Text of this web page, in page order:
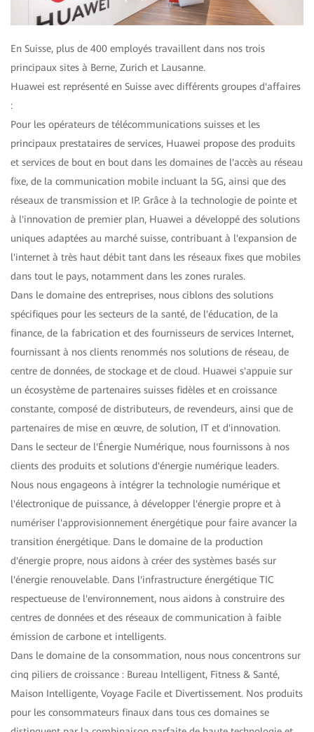
En Suisse, plus de 400 employés travaillent dans nos trois
principaux sites à Berne, Zurich et Lausanne.
Huawei est représenté en Suisse avec différents groupes d'affaires
:
Pour les opérateurs de télécommunications suisses et les
principaux prestataires de services, Huawei propose des produits
et services de bout en bout dans les domaines de l'accès au réseau
fixe, de la communication mobile incluant la 5G, ainsi que des
réseaux de transmission et IP. Grâce à la technologie de pointe et
à l'innovation de premier plan, Huawei a développé des solutions
uniques adaptées au marché suisse, contribuant à l'expansion de
l'internet à très haut débit tant dans les réseaux fixes que mobiles
dans tout le pays, notamment dans les zones rurales.
Dans le domaine des entreprises, nous ciblons des solutions
spécifiques pour les secteurs de la santé, de l'éducation, de la
finance, de la fabrication et des fournisseurs de services Internet,
fournissant à nos clients renommés nos solutions de réseau, de
centre de données, de stockage et de cloud. Huawei s'appuie sur
un écosystème de partenaires suisses fidèles et en croissance
constante, composé de distributeurs, de revendeurs, ainsi que de
partenaires de mise en œuvre, de solution, IT et d'innovation.
Dans le secteur de l'Énergie Numérique, nous fournissons à nos
clients des produits et solutions d'énergie numérique leaders.
Nous nous engageons à intégrer la technologie numérique et
l'électronique de puissance, à développer l'énergie propre et à
numériser l'approvisionnement énergétique pour faire avancer la
transition énergétique. Dans le domaine de la production
d'énergie propre, nous aidons à créer des systèmes basés sur
l'énergie renouvelable. Dans l'infrastructure énergétique TIC
respectueuse de l'environnement, nous aidons à construire des
centres de données et des réseaux de communication à faible
émission de carbone et intelligents.
Dans le domaine de la consommation, nous nous concentrons sur
cinq piliers de croissance : Bureau Intelligent, Fitness & Santé,
Maison Intelligente, Voyage Facile et Divertissement. Nos produits
pour les consommateurs finaux dans tous ces domaines se